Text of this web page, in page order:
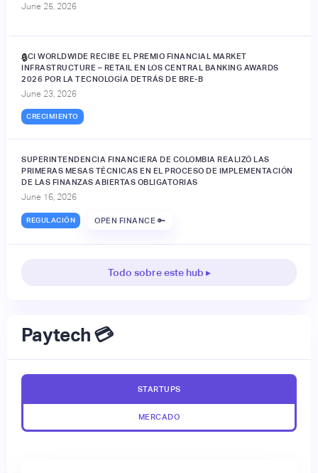
June 25, 2026
ACI WORLDWIDE RECIBE EL PREMIO FINANCIAL MARKET
INFRASTRUCTURE – RETAIL EN LOS CENTRAL BANKING AWARDS
2026 POR LA TECNOLOGÍA DETRÁS DE BRE-B
June 23, 2026
CRECIMIENTO
🔒
SUPERINTENDENCIA FINANCIERA DE COLOMBIA REALIZÓ LAS
PRIMERAS MESAS TÉCNICAS EN EL PROCESO DE IMPLEMENTACIÓN
DE LAS FINANZAS ABIERTAS OBLIGATORIAS
June 16, 2026
REGULACIÓN OPEN FINANCE 🔑
Todo sobre este hub ▸
Paytech 💳
STARTUPS
MERCADO